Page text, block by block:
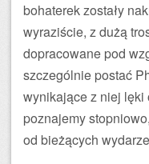
bohaterek zostały
wyraziście, z dużą
dopracowane pod
szczególnie postać
wynikające z niej lęki
poznajemy
od bieżących